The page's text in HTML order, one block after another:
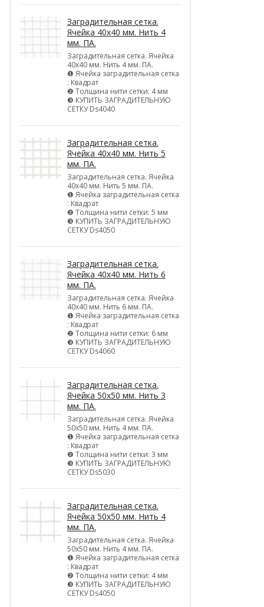
Заградительная сетка.
Ячейка 40х40 мм. Нить 4
мм. ПА.
Заградительная сетка. Ячейка
40х40 мм. Нить 4 мм. ПА.
❶ Ячейка заградительная сетка
: Квадрат
❷ Толщина нити сетки: 4 мм
❸ КУПИТЬ ЗАГРАДИТЕЛЬНУЮ
СЕТКУ Ds4040
Заградительная сетка.
Ячейка 40х40 мм. Нить 5
мм. ПА.
Заградительная сетка. Ячейка
40х40 мм. Нить 5 мм. ПА.
❶ Ячейка заградительная сетка
: Квадрат
❷ Толщина нити сетки: 5 мм
❸ КУПИТЬ ЗАГРАДИТЕЛЬНУЮ
СЕТКУ Ds4050
Заградительная сетка.
Ячейка 40х40 мм. Нить 6
мм. ПА.
Заградительная сетка. Ячейка
40х40 мм. Нить 6 мм. ПА.
❶ Ячейка заградительная сетка
: Квадрат
❷ Толщина нити сетки: 6 мм
❸ КУПИТЬ ЗАГРАДИТЕЛЬНУЮ
СЕТКУ Ds4060
Заградительная сетка.
Ячейка 50х50 мм. Нить 3
мм. ПА.
Заградительная сетка. Ячейка
50х50 мм. Нить 4 мм. ПА.
❶ Ячейка заградительная сетка
: Квадрат
❷ Толщина нити сетки: 3 мм
❸ КУПИТЬ ЗАГРАДИТЕЛЬНУЮ
СЕТКУ Ds5030
Заградительная сетка.
Ячейка 50х50 мм. Нить 4
мм. ПА.
Заградительная сетка. Ячейка
50х50 мм. Нить 4 мм. ПА.
❶ Ячейка заградительная сетка
: Квадрат
❷ Толщина нити сетки: 4 мм
❸ КУПИТЬ ЗАГРАДИТЕЛЬНУЮ
СЕТКУ Ds4050